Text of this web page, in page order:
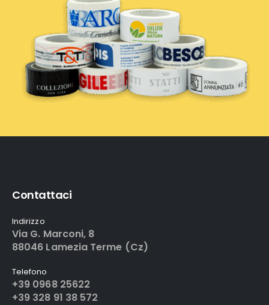
Contattaci
Indirizzo
Via G. Marconi, 8
88046 Lamezia Terme (Cz)
Telefono
+39 0968 25622
+39 328 91 38 572